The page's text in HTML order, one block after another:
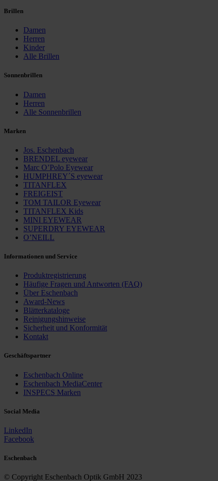
Brillen
Damen
Herren
Kinder
Alle Brillen
Sonnenbrillen
Damen
Herren
Alle Sonnenbrillen
Marken
Jos. Eschenbach
BRENDEL eyewear
Marc O’Polo Eyewear
HUMPHREY´S eyewear
TITANFLEX
FREIGEIST
TOM TAILOR Eyewear
TITANFLEX Kids
MINI EYEWEAR
SUPERDRY EYEWEAR
O’NEILL
Informationen und Service
Produktregistrierung
Häufige Fragen und ­Antworten (FAQ)
Über Eschenbach
Award-News
Blätterkataloge
Reinigungshinweise
Sicherheit und Konformität
Kontakt
Geschäfts­partner
Eschenbach Online
Eschenbach MediaCenter
INSPECS Marken
Social Media
LinkedIn
Facebook
Eschenbach
© Copyright Eschenbach Optik GmbH 2023